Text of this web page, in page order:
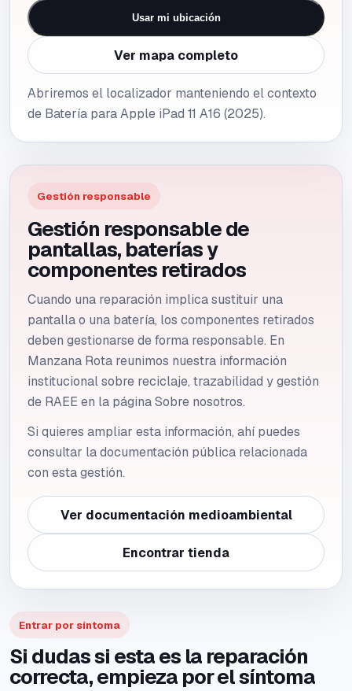
Usar mi ubicación
Ver mapa completo
Abriremos el localizador manteniendo el contexto
de Batería para Apple iPad 11 A16 (2025).
Gestión responsable
Gestión responsable de
pantallas, baterías y
componentes retirados
Cuando una reparación implica sustituir una
pantalla o una batería, los componentes retirados
deben gestionarse de forma responsable. En
Manzana Rota reunimos nuestra información
institucional sobre reciclaje, trazabilidad y gestión
de RAEE en la página Sobre nosotros.
Si quieres ampliar esta información, ahí puedes
consultar la documentación pública relacionada
con esta gestión.
Ver documentación medioambiental
Encontrar tienda
Entrar por síntoma
Si dudas si esta es la reparación
correcta, empieza por el síntoma